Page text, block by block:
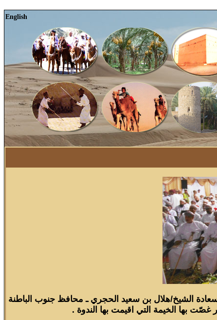
English
سعادة الشيخ/هلال بن سعيد الحجري ـ محافظ جنوب الباطنة
بها الخيمة التي اقيمت بها الندوة .